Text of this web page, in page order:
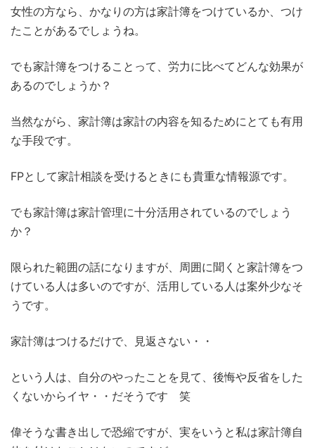
女性の方なら、かなりの方は家計簿をつけているか、つけ
たことがあるでしょうね。
でも家計簿をつけることって、労力に比べてどんな効果が
あるのでしょうか？
当然ながら、家計簿は家計の内容を知るためにとても有用
な手段です。
FPとして家計相談を受けるときにも貴重な情報源です。
でも家計簿は家計管理に十分活用されているのでしょう
か？
限られた範囲の話になりますが、周囲に聞くと家計簿をつ
けている人は多いのですが、活用している人は案外少なそ
うです。
家計簿はつけるだけで、見返さない・・
という人は、自分のやったことを見て、後悔や反省をした
くないからイヤ・・だそうです 笑
偉そうな書き出しで恐縮ですが、実をいうと私は家計簿自